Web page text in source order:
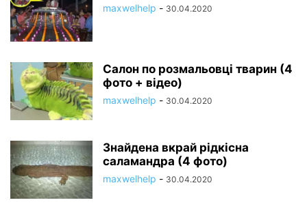
maxwelhelp - 30.04.2020
Салон по розмальовці тварин (4
фото + відео)
maxwelhelp - 30.04.2020
Знайдена вкрай рідкісна
саламандра (4 фото)
maxwelhelp - 30.04.2020